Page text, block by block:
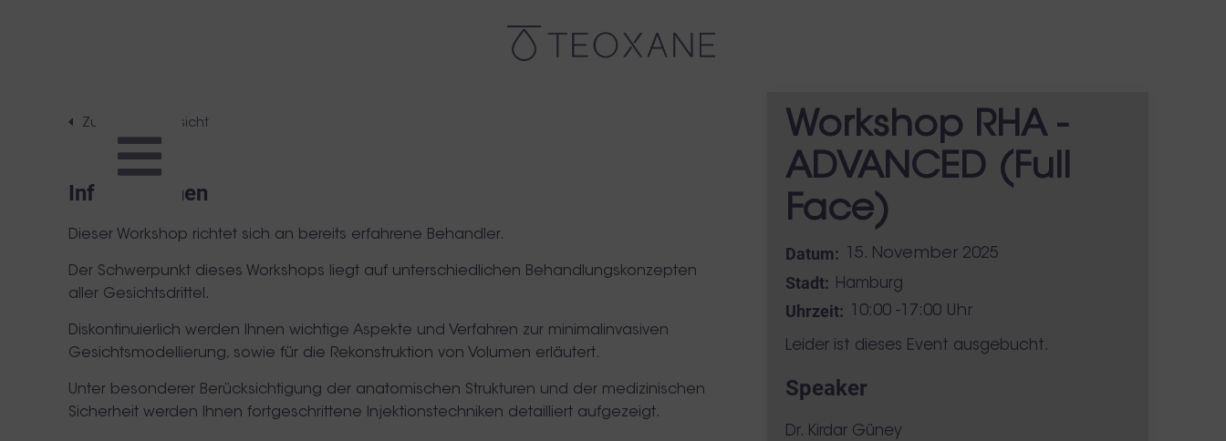
Zurück zur Übersicht
Informationen
Dieser Workshop richtet sich an bereits erfahrene Behandler.
Der Schwerpunkt dieses Workshops liegt auf unterschiedlichen Behandlungskonzepten
aller Gesichtsdrittel.
Diskontinuierlich werden Ihnen wichtige Aspekte und Verfahren zur minimalinvasiven
Gesichtsmodellierung, sowie für die Rekonstruktion von Volumen erläutert.
Unter besonderer Berücksichtigung der anatomischen Strukturen und der medizinischen
Sicherheit werden Ihnen fortgeschrittene Injektionstechniken detailliert aufgezeigt.
Workshop RHA -
ADVANCED (Full
Face)
Datum: 15. November 2025
Stadt: Hamburg
Uhrzeit: 10:00 -17:00 Uhr
Leider ist dieses Event ausgebucht.
Speaker
Dr. Kirdar Güney